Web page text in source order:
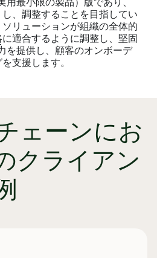
、調整することを目指してい
リューションが組織の全体的
に適合するように調整し、堅固
を提供し、顧客のオンボーデ
支援します。
ェーンにお
クライアン